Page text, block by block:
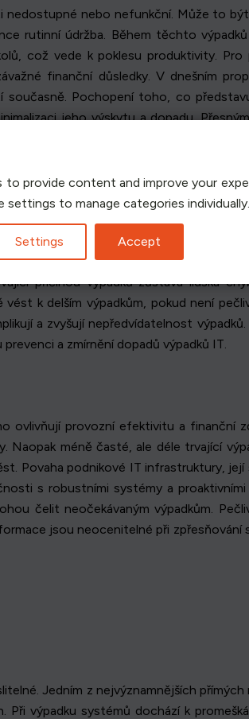
nebo nefunkční. Může to
rutinní údržba. Během těchto
což vede k poklesu produktivity.
finanční důsledky. V dnešním
Pochopení toho, co
jeho výskytu a dopadu.
výsledky před neočekávanými poruchami.
vlastní soubor problémů.
nebo nedostatečné údržby.
hrozby, jako jsou ransomware
příčinou výpadků zůstává lidská
k delším výpadkům, pokud není
a zvyšují nepředvídatelnost
a zmírnění dopadů výpadků IT.
ovlivňují provozní efektivitu a finanční
méně časté, ale déle trvající
Povaha podnikové IT infrastruktury,
s robustními systémy a
čelit neočekávaným výpadkům.
jsou neocenitelné při zpřesňování
Jedním z nejvýznamnějších
výpadku systémů dochází k
to provide content and improve your
settings to manage categories individually.
Settings Accept